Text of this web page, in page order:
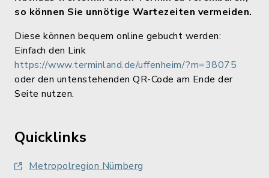
so können Sie unnötige Wartezeiten vermeiden.
Diese können bequem online gebucht werden:
Einfach den Link
https://www.terminland.de/uffenheim/?m=38075
oder den untenstehenden QR-Code am Ende der
Seite nutzen.
Quicklinks
Metropolregion Nürnberg